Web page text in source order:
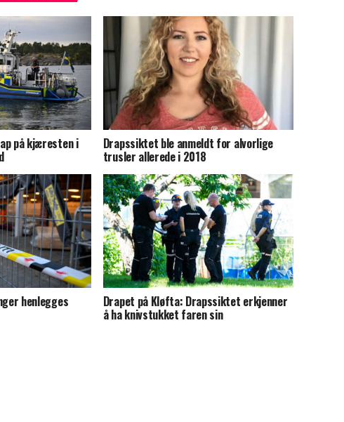
på kjæresten i Drapssiktet ble anmeldt for alvorlige
trusler allerede i 2018
henlegges Drapet på Kløfta: Drapssiktet erkjenner
å ha knivstukket faren sin